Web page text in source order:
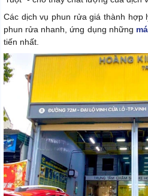
Các dịch vụ phun rửa giá thành hợp
phun rửa nhanh, ứng dụng những
tiến nhất.